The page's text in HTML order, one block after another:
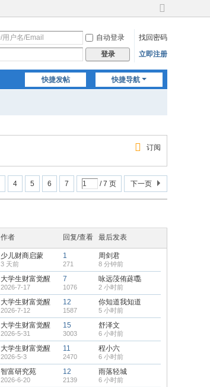
切
到
宽
自动登录
找回密码
登录 立即注册
快捷导航
快捷发帖
订阅
4 5 6 7 / 7 页 下一页
作者 回复/查看 最后发表
少儿财商启蒙
3 天前
1
271
周剑君
8 分钟前
大学生财富觉醒
2026-7-17
7
1076
咏远莈侑蔠嚸
2 小时前
大学生财富觉醒
2026-7-12
12
1587
你知道我知道
5 小时前
大学生财富觉醒
2026-5-31
15
3003
舒泽文
6 小时前
大学生财富觉醒
2026-5-3
11
2470
程小六
6 小时前
智富研究苑
2026-6-20
12
2139
雨落轻城
6 小时前